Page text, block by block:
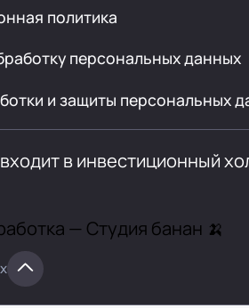
политика
персональных данных
и защиты персональных
входит в инвестиционный
— Студия банан 🍌